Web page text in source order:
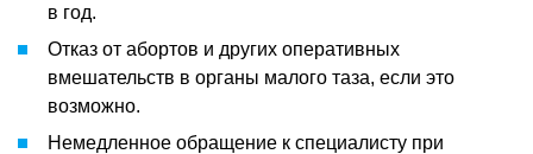
в год.
Отказ от абортов и других оперативных
вмешательств в органы малого таза, если это
возможно.
Немедленное обращение к специалисту при